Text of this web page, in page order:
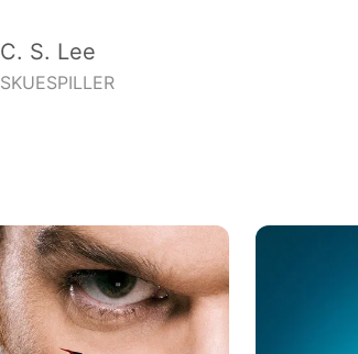
C. S. Lee
SKUESPILLER